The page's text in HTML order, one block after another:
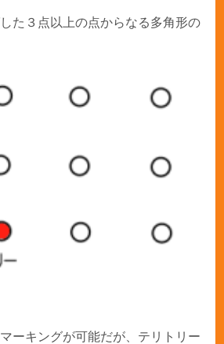
た３点以上の点からなる多角形の
ーキングが可能だが、テリトリー